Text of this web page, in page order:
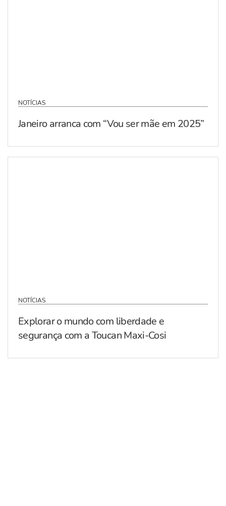
NOTÍCIAS
Janeiro arranca com “Vou ser mãe em 2025”
NOTÍCIAS
Explorar o mundo com liberdade e
segurança com a Toucan Maxi-Cosi